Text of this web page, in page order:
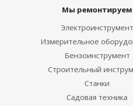
Мы ремонтируем
Электроинструмент
Измерительное
Бензоинструмент
Строительный
Станки
Садовая техника